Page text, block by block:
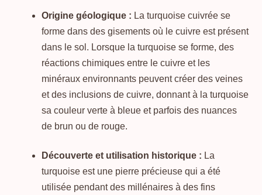
Opale rose, Pierre de la tendresse
Péridot, Pierre de l’optimisme
Pierre de Lune, Pierre de l’intuition
Quartz fraise, Pierre de l’amour
Quartz rose, Pierre de l’amour
Rhodochrosite, Pierre de la compassion
Origine géologique : La turquoise cuivrée se
forme dans des gisements où le cuivre est présent
dans le sol. Lorsque la turquoise se forme, des
réactions chimiques entre le cuivre et les
minéraux environnants peuvent créer des veines
et des inclusions de cuivre, donnant à la turquoise
sa couleur verte à bleue et parfois des nuances
de brun ou de rouge.
Découverte et utilisation historique : La
turquoise est une pierre précieuse qui a été
utilisée pendant des millénaires à des fins